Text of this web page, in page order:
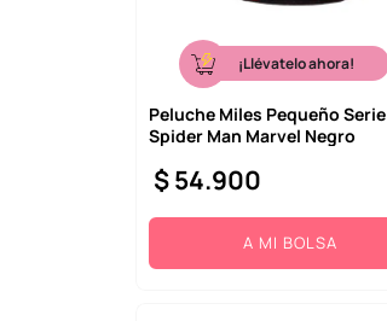
¡Llévatelo ahora!
Peluche Miles Pequeño Serie
Spider Man Marvel Negro
$54.900
A MI BOLSA